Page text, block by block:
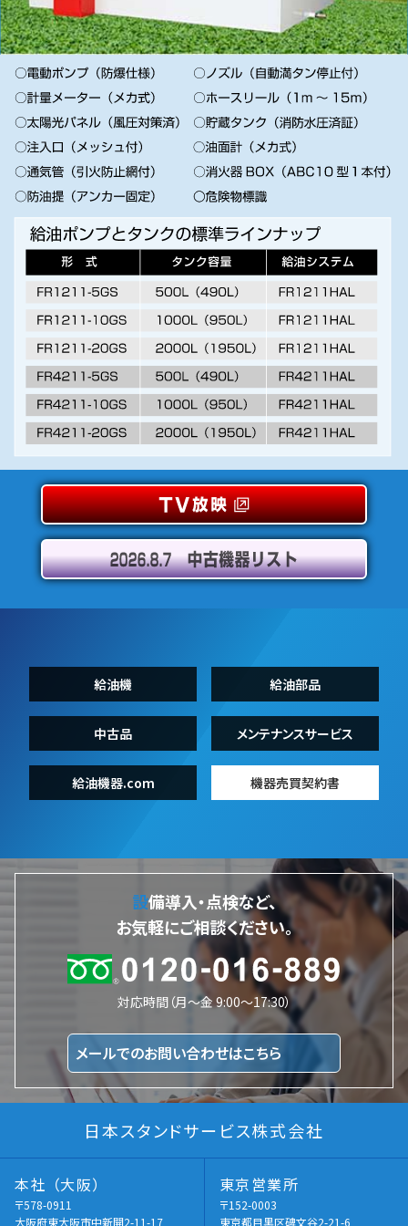
給油機 給油部品
中古品 メンテナンスサービス
給油機器.com 機器売買契約書
設備導入・点検など、
お気軽にご相談ください。
対応時間（月～金 9:00～17:30）
メールでのお問い合わせはこちら
日本スタンドサービス株式会社
本社 （大阪）
〒578-0911
大阪府東大阪市中新開2-11-17
東京営業所
〒152-0003
東京都目黒区碑文谷2-21-6